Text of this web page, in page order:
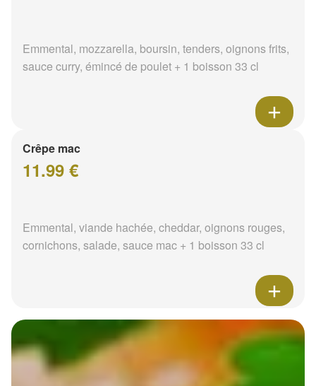
Emmental, mozzarella, boursin, tenders, oignons frits,
sauce curry, émincé de poulet + 1 boisson 33 cl
Crêpe mac
11.99 €
Emmental, viande hachée, cheddar, oignons rouges,
cornichons, salade, sauce mac + 1 boisson 33 cl